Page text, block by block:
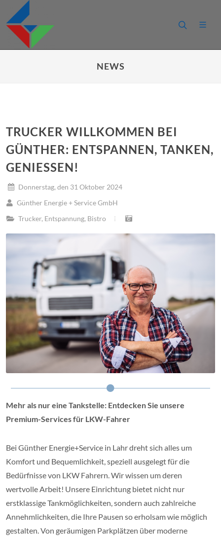
NEWS
TRUCKER WILLKOMMEN BEI
GÜNTHER: ENTSPANNEN, TANKEN,
GENIESSEN!
Donnerstag, den 31 Oktober 2024
Günther Energie + Service GmbH
Trucker, Entspannung, Bistro
Mehr als nur eine Tankstelle: Entdecken Sie unsere
Premium-Services für LKW-Fahrer
Bei Günther Energie+Service in Lahr dreht sich alles um
Komfort und Bequemlichkeit, speziell ausgelegt für die
Bedürfnisse von LKW Fahrern. Wir wissen um deren
wertvolle Arbeit! Unsere Einrichtung bietet nicht nur
erstklassige Tankmöglichkeiten, sondern auch zahlreiche
Annehmlichkeiten, die Ihre Pausen so erholsam wie möglich
gestalten. Von geräumigen Parkplätzen über moderne